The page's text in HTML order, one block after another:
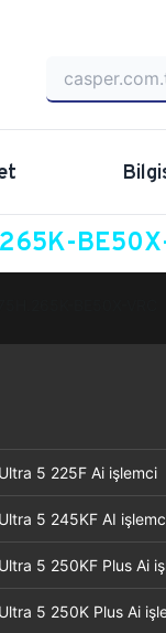
5 225F Ai işlemci
5 245KF AI
5 250KF Plus Ai
5 250K Plus Ai